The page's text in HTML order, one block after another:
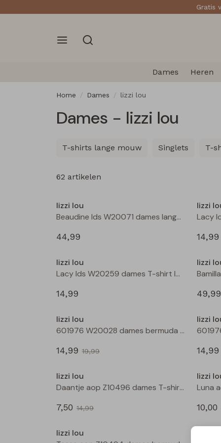
Gratis
Dames Heren
Home Dames lizzi lou
Dames - lizzi lou
Singlets T-
T-shirts lange mouw
62 artikelen
lizzi lou
Beaudine lds W20071 dames lange broek Bruin donker
44,99
lizzi
14,99
lizzi lou
Lacy lds W20259 dames T-shirt lm Zwart
14,99
lizzi
49,99
lizzi lou
601976 W20028 dames bermuda Wijnrood
14,99 19,99
lizzi
14,99
lizzi lou
Daantje aop Z10496 dames T-shirt km Marine
7,50 14,99
lizzi
10,00
lizzi lou